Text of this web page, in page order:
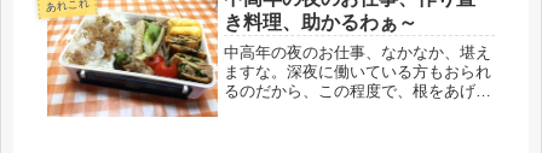
連勤が続いているのに、無謀だったか
な...
あれこれ
き料理、助かるわぁ～
中高年の夜のお仕事、なかなか、堪え
ますな。深夜に働いている方もおられ
るのだから、この程度で、根をあげら